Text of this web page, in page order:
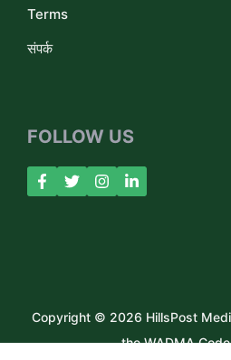
Terms
संपर्क
FOLLOW US
Copyright © 2026 HillsPost
the WADMA